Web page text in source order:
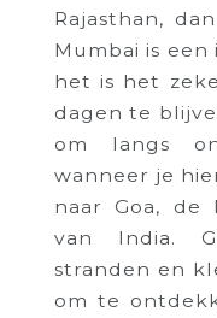
Rajasthan,
Mumbai is
het is het
dagen te
om langs
wanneer je
naar Goa, de
van India.
stranden en
om te